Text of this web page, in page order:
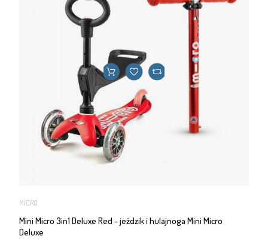
MICRO
Mini Micro 3in1 Deluxe Red - jeździk i hulajnoga Mini Micro
Deluxe